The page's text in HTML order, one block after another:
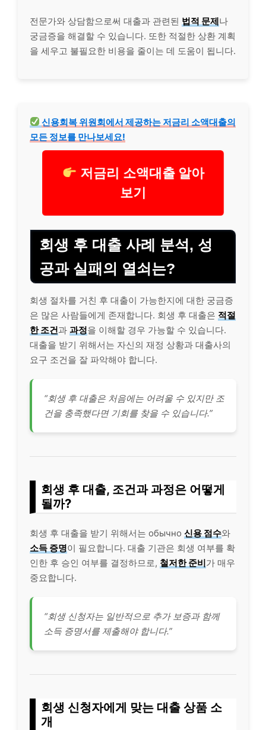
전문가와 상담함으로써 대출과 관련된 법적 문제나
궁금증을 해결할 수 있습니다. 또한 적절한 상환 계획
을 세우고 불필요한 비용을 줄이는 데 도움이 됩니다.
신용회복 위원회에서 제공하는 저금리 소액대출의
모든 정보를 만나보세요!
저금리 소액대출 알아
보기
회생 후 대출 사례 분석, 성
공과 실패의 열쇠는?
회생 절차를 거친 후 대출이 가능한지에 대한 궁금증
은 많은 사람들에게 존재합니다. 회생 후 대출은 적절
한 조건과 과정을 이해할 경우 가능할 수 있습니다.
대출을 받기 위해서는 자신의 재정 상황과 대출사의
요구 조건을 잘 파악해야 합니다.
“회생 후 대출은 처음에는 어려울 수 있지만 조
건을 충족했다면 기회를 찾을 수 있습니다.”
회생 후 대출, 조건과 과정은 어떻게
될까?
회생 후 대출을 받기 위해서는 обычно 신용 점수와
소득 증명이 필요합니다. 대출 기관은 회생 여부를 확
인한 후 승인 여부를 결정하므로, 철저한 준비가 매우
중요합니다.
“회생 신청자는 일반적으로 추가 보증과 함께
소득 증명서를 제출해야 합니다.”
회생 신청자에게 맞는 대출 상품 소
개